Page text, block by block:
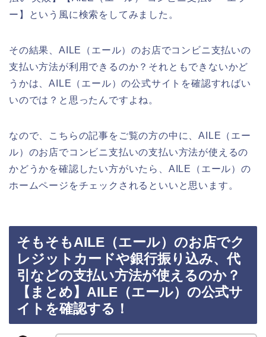
ー】という風に検索をしてみました。
その結果、AILE（エール）のお店でコンビニ支払いの
支払い方法が利用できるのか？それともできないかど
うかは、AILE（エール）の公式サイトを確認すればい
いのでは？と思ったんですよね。
なので、こちらの記事をご覧の方の中に、AILE（エー
ル）のお店でコンビニ支払いの支払い方法が使えるの
かどうかを確認したい方がいたら、AILE（エール）の
ホームページをチェックされるといいと思います。
そもそもAILE（エール）のお店でク
レジットカードや銀行振り込み、代
引などの支払い方法が使えるのか？
【まとめ】AILE（エール）の公式サ
イトを確認する！